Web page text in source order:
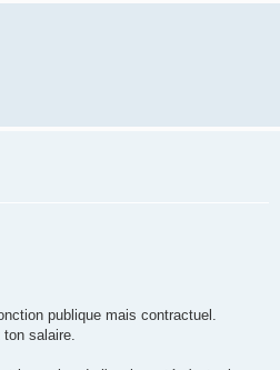
publique mais contractuel.
salaire.